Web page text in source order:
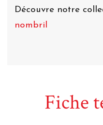
Découvre notre
nombril
Fiche